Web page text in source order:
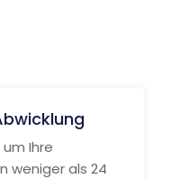
Ihre
weniger als 24